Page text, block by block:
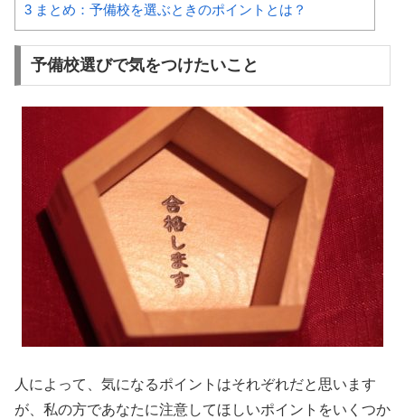
3 まとめ：予備校を選ぶときのポイントとは？
予備校選びで気をつけたいこと
人によって、気になるポイントはそれぞれだと思います
が、私の方であなたに注意してほしいポイントをいくつか